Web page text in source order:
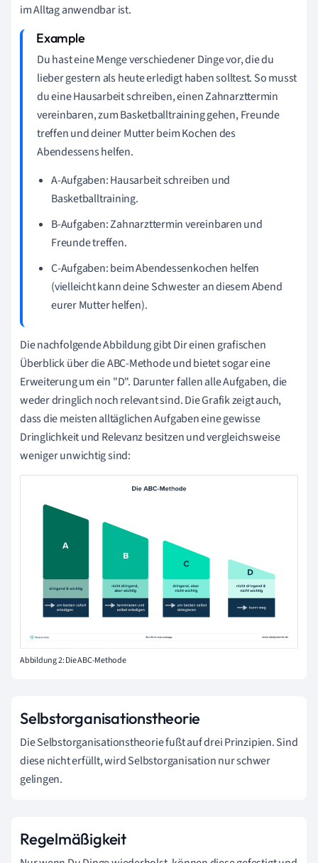
im Alltag anwendbar ist.
Du hast eine Menge verschiedener Dinge vor, die du
lieber gestern als heute erledigt haben solltest. So musst
du eine Hausarbeit schreiben, einen Zahnarzttermin
vereinbaren, zum Basketballtraining gehen, Freunde
treffen und deiner Mutter beim Kochen des
Abendessens helfen.
A-Aufgaben: Hausarbeit schreiben und
Basketballtraining.
B-Aufgaben: Zahnarzttermin vereinbaren und
Freunde treffen.
C-Aufgaben: beim Abendessenkochen helfen
(vielleicht kann deine Schwester an diesem Abend
eurer Mutter helfen).
Die nachfolgende Abbildung gibt Dir einen grafischen
Überblick über die ABC-Methode und bietet sogar eine
Erweiterung um ein "D". Darunter fallen alle Aufgaben, die
weder dringlich noch relevant sind. Die Grafik zeigt auch,
dass die meisten alltäglichen Aufgaben eine gewisse
Dringlichkeit und Relevanz besitzen und vergleichsweise
weniger unwichtig sind:
Abbildung 2: Die ABC-Methode
Selbstorganisationstheorie
Die Selbstorganisationstheorie fußt auf drei Prinzipien. Sind
diese nicht erfüllt, wird Selbstorganisation nur schwer
gelingen.
Regelmäßigkeit